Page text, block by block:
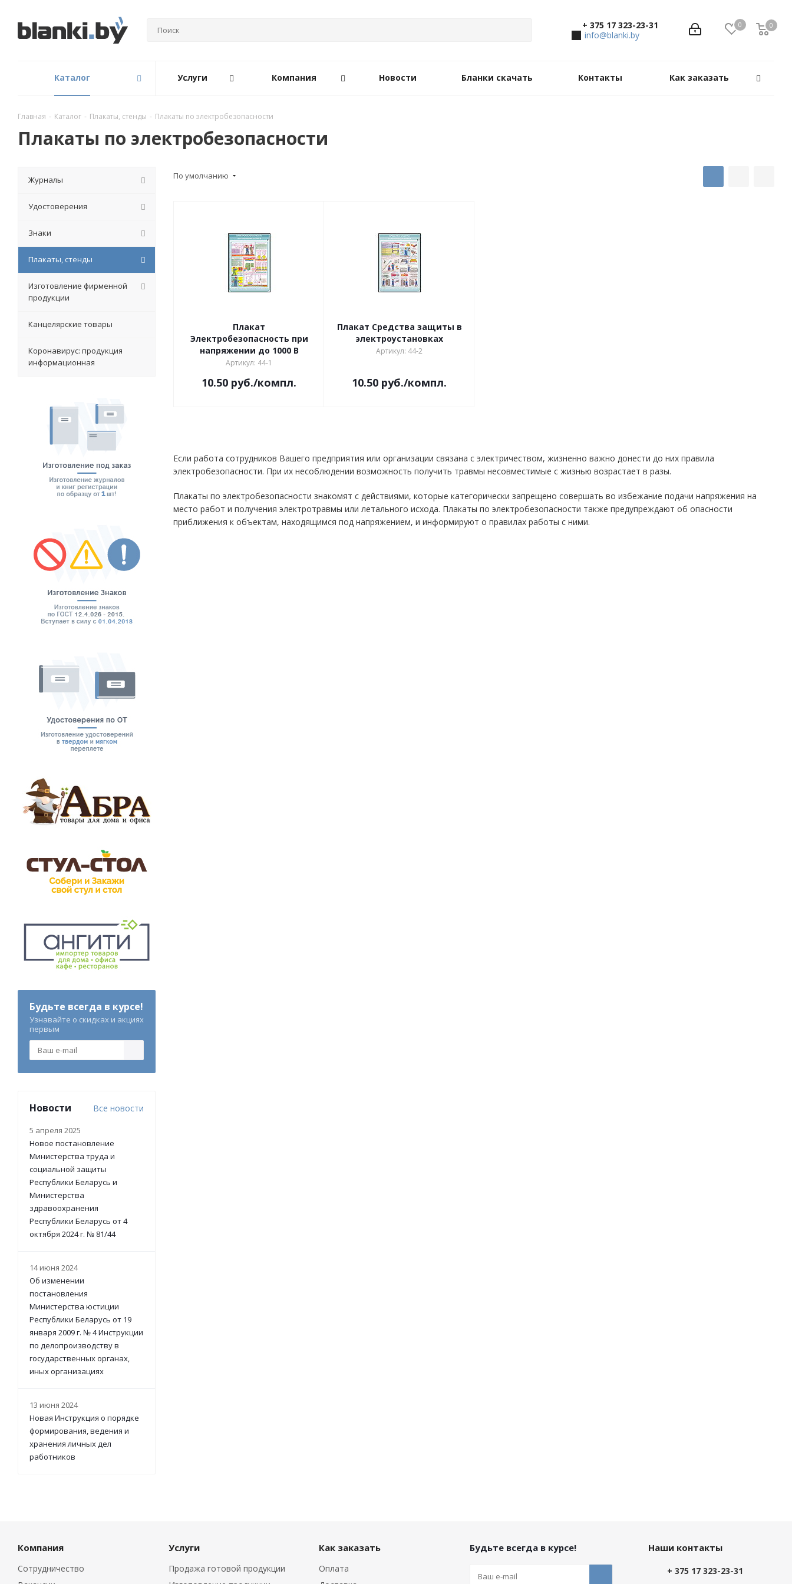
0 0
0
+ 375 17 323-23-31
info@blanki.by
Каталог Услуги Компания Новости Бланки скачать Контакты Как заказать
Главная - Каталог - Плакаты, стенды - Плакаты по электробезопасности
Плакаты по электробезопасности
По умолчанию
Плакат
Электробезопасность при
напряжении до 1000 В
Артикул: 44-1
10.50 руб./компл.
Плакат Средства защиты в
электроустановках
Артикул: 44-2
10.50 руб./компл.
Если работа сотрудников Вашего предприятия или организации связана с электричеством, жизненно важно донести до них правила
электробезопасности. При их несоблюдении возможность получить травмы несовместимые с жизнью возрастает в разы.
Плакаты по электробезопасности знакомят с действиями, которые категорически запрещено совершать во избежание подачи напряжения на
место работ и получения электротравмы или летального исхода. Плакаты по электробезопасности также предупреждают об опасности
приближения к объектам, находящимся под напряжением, и информируют о правилах работы с ними.
Журналы
Удостоверения
Знаки
Плакаты, стенды
Изготовление фирменной
продукции
Канцелярские товары
Коронавирус: продукция
информационная
Будьте всегда в курсе!
Узнавайте о скидках и акциях
первым
Новости Все новости
5 апреля 2025
Новое постановление
Министерства труда и
социальной защиты
Республики Беларусь и
Министерства
здравоохранения
Республики Беларусь от 4
октября 2024 г. № 81/44
14 июня 2024
Об изменении
постановления
Министерства юстиции
Республики Беларусь от 19
января 2009 г. № 4 Инструкции
по делопроизводству в
государственных органах,
иных организациях
13 июня 2024
Новая Инструкция о порядке
формирования, ведения и
хранения личных дел
работников
Компания
Сотрудничество
Услуги
Продажа готовой продукции
Как заказать
Оплата
Будьте всегда в курсе! Наши контакты
+ 375 17 323-23-31